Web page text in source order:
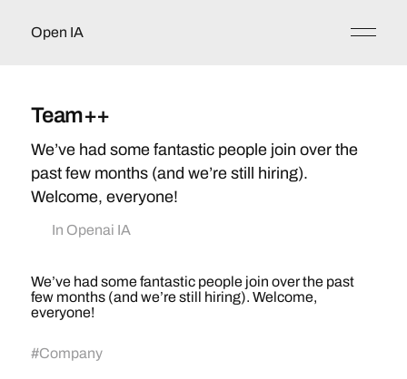
Open IA
Team++
We’ve had some fantastic people join over the
past few months (and we’re still hiring).
Welcome, everyone!
In Openai IA
We’ve had some fantastic people join over the past
few months (and we’re still hiring). Welcome,
everyone!
#Company